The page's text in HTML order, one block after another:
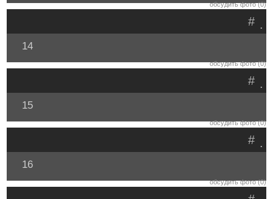
обсудить фото (0)
.
#
14
обсудить фото (0)
.
#
15
обсудить фото (0)
.
#
16
обсудить фото (0)